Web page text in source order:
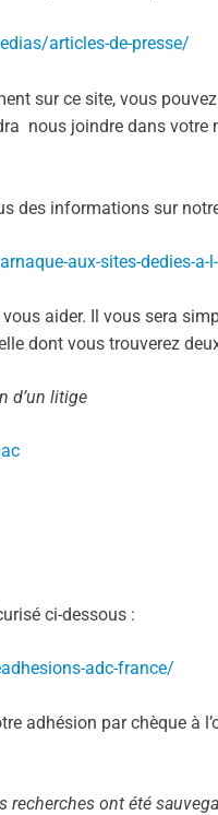
articles-de-presse/
sur ce site, vous
nous joindre dans votre
des informations sur
aux-sites-dedies-a-
aider. Il vous sera
dont vous trouverez
d’un litige
ci-dessous :
adc-france/
adhésion par chèque à
ont été